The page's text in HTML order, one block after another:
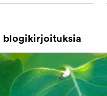
blogikirjoituksia